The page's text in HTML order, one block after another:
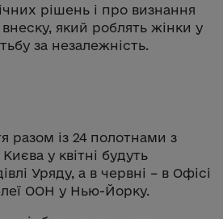
рішень і про визнання
який роблять жінки у
за незалежність.
разом із 24 полотнами з
у квітні будуть
Уряду, а в червні – в Офісі
ООН у Нью-Йорку.